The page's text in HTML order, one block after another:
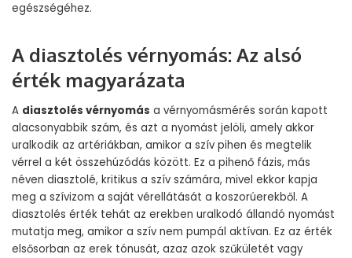
egészségéhez.
A diasztolés vérnyomás: Az alsó
érték magyarázata
A diasztolés vérnyomás a vérnyomásmérés során kapott
alacsonyabbik szám, és azt a nyomást jelöli, amely akkor
uralkodik az artériákban, amikor a szív pihen és megtelik
vérrel a két összehúzódás között. Ez a pihenő fázis, más
néven diasztolé, kritikus a szív számára, mivel ekkor kapja
meg a szívizom a saját vérellátását a koszorúerekből. A
diasztolés érték tehát az erekben uralkodó állandó nyomást
mutatja meg, amikor a szív nem pumpál aktívan. Ez az érték
elsősorban az erek tónusát, azaz azok szűkületét vagy